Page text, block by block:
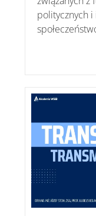
politycznych i